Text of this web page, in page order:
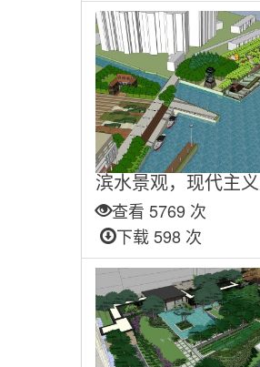
滨水景观，现代主
查看 5769 次
下载 598 次